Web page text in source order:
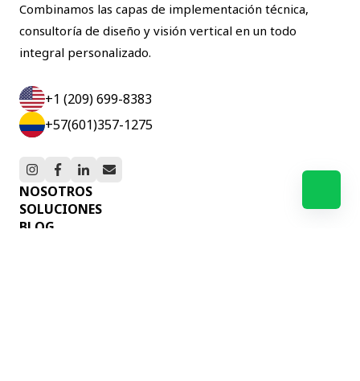
Combinamos las capas de implementación técnica,
consultoría de diseño y visión vertical en un todo
integral personalizado.
+1 (209) 699-8383
+57(601)357-1275
NOSOTROS
SOLUCIONES
BLOG